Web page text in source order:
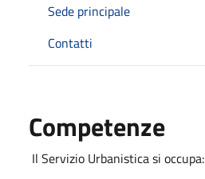
Sede principale
Contatti
Competenze
Il Servizio Urbanistica si occupa: